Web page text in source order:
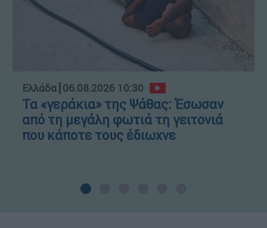
Ελλάδα┋06.08.2026 10:30
Τα «γεράκια» της Ψάθας: Έσωσαν
από τη μεγάλη φωτιά τη γειτονιά
που κάποτε τους έδιωχνε